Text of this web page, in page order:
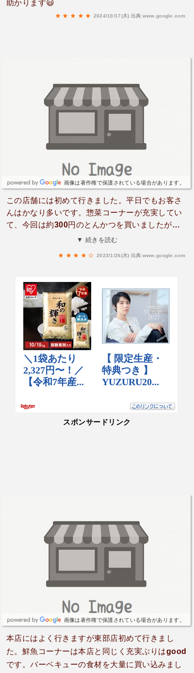
助かります😃
2024/10/17(木) 出典:www.google.com
画像は著作権で保護されている場合があります。
この店舗には初めて行きました。平日でもお客さ
んはかなり多いです。惣菜コーナーが充実してい
て、今回は約300円のとんかつを買いましたが、
衣はサクサク、肉もかなり部厚くてとても美味し
▼ 続きを読む
2023/1/26(木) 出典:www.google.com
スポンサードリンク
画像は著作権で保護されている場合があります。
本店にはよく行きますが東部店初めて行きまし
た。鮮魚コーナーは本店と同じく充実ぶりはgood
です。バーベキューの食材を大量に買い込みまし